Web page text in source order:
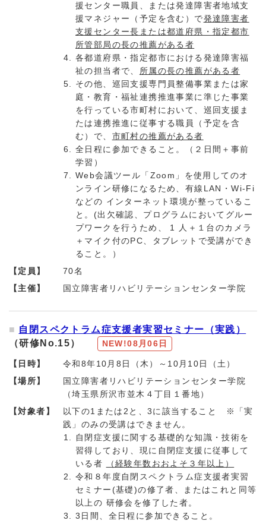
援センター職員、または発達障害者地域支
援マネジャー（予定を含む）で発達障害者
支援センター長または都道府県・指定都市
所管部局の長の推薦がある者
各都道府県・指定都市における発達障害福
祉の担当者で、 所属の長の推薦がある者
その他、巡回支援専門員整備事業または家
庭・教育・福祉連携推進事業に準じた事業
を行っている市町村において、巡回支援ま
たは連携推進に従事する職員（予定を含
む）で、 市町村の推薦がある者
全日程に参加できること。（２日間＋事前
学習）
Web会議ツール「Zoom」を使用してのオ
ンライン研修になるため、有線LAN・Wi-Fi
などの インターネット環境が整っているこ
と。(出欠確認、プログラムにおいてグルー
プワークを行うため、 1 人＋１台のカメラ
＋マイク付のPC、タブレットで受講ができ
ること。）
【定員】
70名
【主催】
国立障害者リハビリテーションセンター学院
自閉スペクトラム症支援者実習セミナー（実践）
（研修No.15）
NEW!08月06日
【日時】
令和8年10月8日（木）～10月10日（土）
【場所】
国立障害者リハビリテーションセンター学院
（埼玉県所沢市並木４丁目１番地）
【対象者】
以下の1または2と、3に該当すること ※「実
践」のみの受講はできません。
自閉症支援に関する基礎的な知識・技術を
習得しており、現に自閉症支援に従事して
いる者
（経験年数おおよそ３年以上）
令和８年度自閉スペクトラム症支援者実習
セミナー(基礎)の修了者、またはこれと同等
以上の 研修会を修了した者。
3日間、全日程に参加できること。